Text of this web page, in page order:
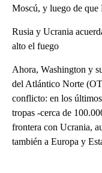
Moscú, y luego de que
Rusia y Ucrania
alto el fuego
Ahora, Washington y
del Atlántico Norte
conflicto: en los
tropas -cerca de
frontera con Ucrania,
también a Europa y